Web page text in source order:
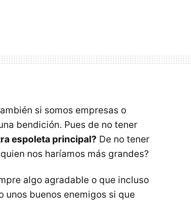
si somos empresas o
bendición. Pues de no tener
espoleta principal? De no tener
nos haríamos más grandes?
algo agradable o que incluso
buenos enemigos si que